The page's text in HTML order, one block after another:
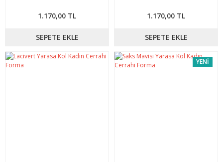
1.170,00 TL
SEPETE EKLE
1.170,00 TL
SEPETE EKLE
YENİ